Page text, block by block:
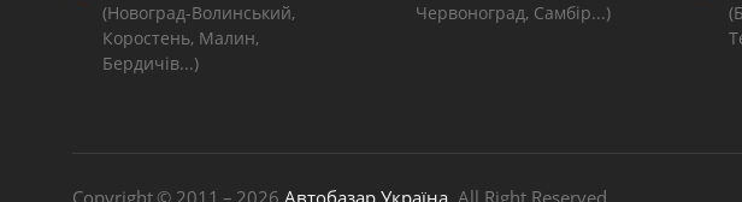
(Новоград-Волинський,
Коростень, Малин,
Бердичів...)
Червоноград, Самбір...)
Copyright © 2011 – 2026 Автобазар Україна , All Right Reserved.